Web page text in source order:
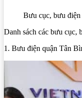
Bưu cục, bưu
Danh sách các bưu
1. Bưu điện quận Tân